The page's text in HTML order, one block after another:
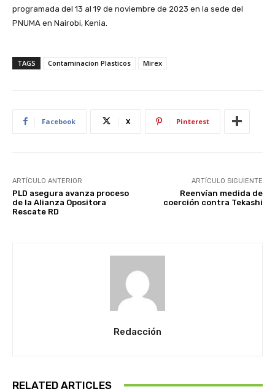
programada del 13 al 19 de noviembre de 2023 en la sede del
PNUMA en Nairobi, Kenia.
TAGS Contaminacion Plasticos Mirex
Facebook X Pinterest
ARTÍCULO ANTERIOR
PLD asegura avanza proceso
de la Alianza Opositora
Rescate RD
ARTÍCULO SIGUIENTE
Reenvían medida de
coerción contra Tekashi
Redacción
RELATED ARTICLES